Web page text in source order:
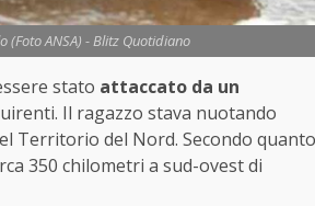
ANSA) - Blitz Quotidiano
stato attaccato da un
Il ragazzo stava nuotando
Territorio del Nord. Secondo quanto
350 chilometri a sud-ovest di